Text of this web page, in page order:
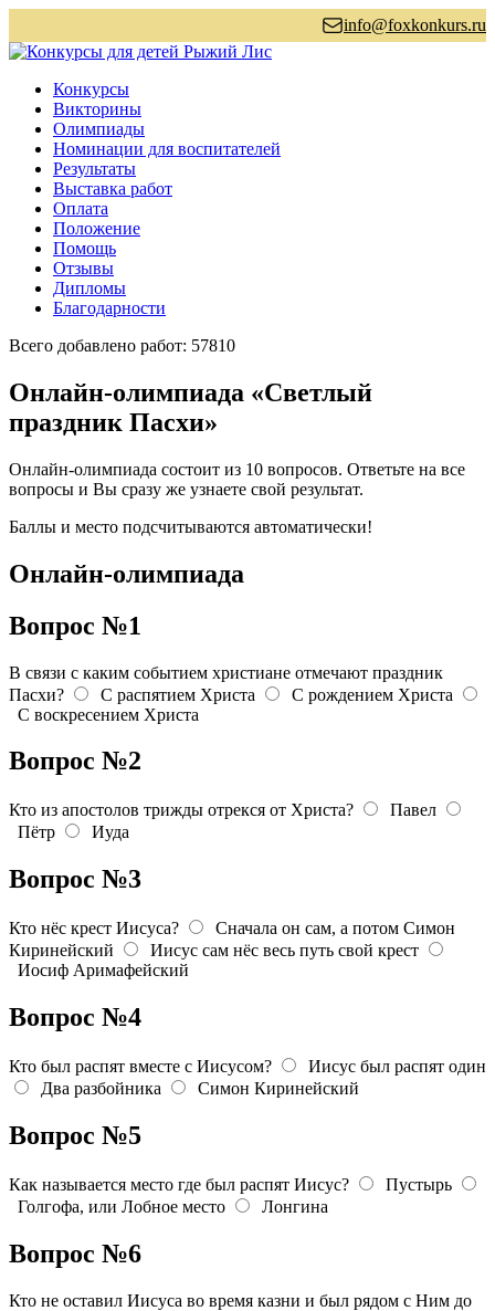
info@foxkonkurs.ru
Конкурсы
Викторины
Олимпиады
Номинации для воспитателей
Результаты
Выставка работ
Оплата
Положение
Помощь
Отзывы
Дипломы
Благодарности
Всего добавлено работ: 57810
Онлайн-олимпиада «Светлый
праздник Пасхи»
Онлайн-олимпиада состоит из 10 вопросов. Ответьте на все
вопросы и Вы сразу же узнаете свой результат.
Баллы и место подсчитываются автоматически!
Онлайн-олимпиада
Вопрос №1
В связи с каким событием христиане отмечают праздник
Пасхи?
С распятием Христа
С рождением Христа
С воскресением Христа
Вопрос №2
Кто из апостолов трижды отрекся от Христа?
Павел
Пётр
Иуда
Вопрос №3
Кто нёс крест Иисуса?
Сначала он сам, а потом Симон
Киринейский
Иисус сам нёс весь путь свой крест
Иосиф Аримафейский
Вопрос №4
Кто был распят вместе с Иисусом?
Иисус был распят один
Два разбойника
Симон Киринейский
Вопрос №5
Как называется место где был распят Иисус?
Пустырь
Голгофа, или Лобное место
Лонгина
Вопрос №6
Кто не оставил Иисуса во время казни и был рядом с Ним до